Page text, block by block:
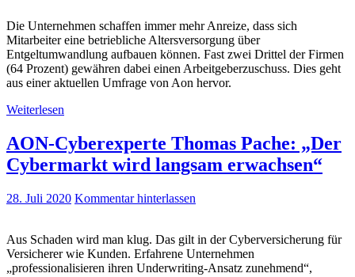
Die Unternehmen schaffen immer mehr Anreize, dass sich
Mitarbeiter eine betriebliche Altersversorgung über
Entgeltumwandlung aufbauen können. Fast zwei Drittel der Firmen
(64 Prozent) gewähren dabei einen Arbeitgeberzuschuss. Dies geht
aus einer aktuellen Umfrage von Aon hervor.
Weiterlesen
AON-Cyberexperte Thomas Pache: „Der
Cybermarkt wird langsam erwachsen“
28. Juli 2020 Kommentar hinterlassen
Aus Schaden wird man klug. Das gilt in der Cyberversicherung für
Versicherer wie Kunden. Erfahrene Unternehmen
„professionalisieren ihren Underwriting-Ansatz zunehmend“,